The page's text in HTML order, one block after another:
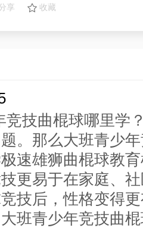
享 收藏
竞技曲棍球哪里学
。那么大班青少
速雄狮曲棍球教
更易于在家庭、
技后，性格变得
班青少年竞技曲